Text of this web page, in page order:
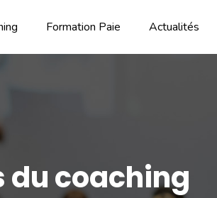
Formation Paie Actualités
du coaching